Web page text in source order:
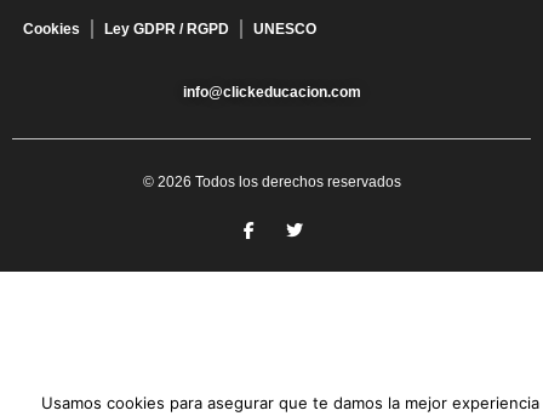
Cookies Ley GDPR / RGPD UNESCO
info@clickeducacion.com
© 2026 Todos los derechos reservados
Usamos cookies para asegurar que te damos la mejor experiencia